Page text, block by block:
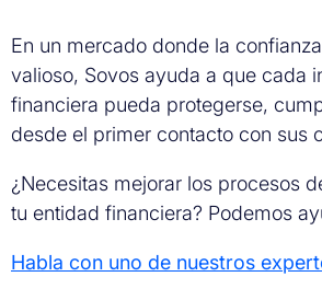
En un mercado donde la
valioso, Sovos ayuda a que cada
financiera pueda protegerse,
desde el primer contacto con sus
¿Necesitas mejorar los procesos
tu entidad financiera? Podemos
Habla con uno de nuestros